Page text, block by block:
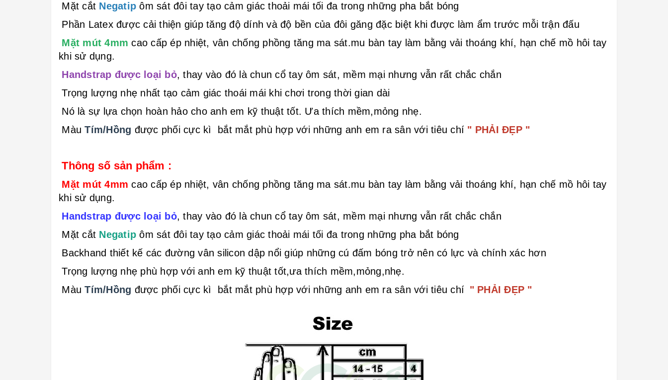
Mặt cắt Negatip ôm sát đôi tay tạo cảm giác thoải mái tối đa trong những pha bắt bóng
Phần Latex được cải thiện giúp tăng độ dính và độ bền của đôi găng đặc biệt khi được làm ẩm trước mỗi trận đấu
Mặt mút 4mm cao cấp ép nhiệt, vân chống phồng tăng ma sát.mu bàn tay làm bằng vải thoáng khí, hạn chế mồ hôi tay
khi sử dụng.
Handstrap được loại bỏ, thay vào đó là chun cổ tay ôm sát, mềm mại nhưng vẫn rất chắc chắn
Trọng lượng nhẹ nhất tạo cảm giác thoái mái khi chơi trong thời gian dài
Nó là sự lựa chọn hoàn hảo cho anh em kỹ thuật tốt. Ưa thích mềm,mỏng nhẹ.
MàuTím/Hồng được phối cực kì bắt mắt phù hợp với những anh em ra sân với tiêu chí " PHẢI ĐẸP "
Thông số sản phẩm :
Mặt mút 4mm cao cấp ép nhiệt, vân chống phồng tăng ma sát.mu bàn tay làm bằng vải thoáng khí, hạn chế mồ hôi tay
khi sử dụng.
Handstrap được loại bỏ, thay vào đó là chun cổ tay ôm sát, mềm mại nhưng vẫn rất chắc chắn
Mặt cắt Negatip ôm sát đôi tay tạo cảm giác thoải mái tối đa trong những pha bắt bóng
Backhand thiết kế các đường vân silicon dập nổi giúp những cú đấm bóng trở nên có lực và chính xác hơn
Trọng lượng nhẹ phù hợp với anh em kỹ thuật tốt,ưa thích mềm,mỏng,nhẹ.
MàuTím/Hồng được phối cực kì bắt mắt phù hợp với những anh em ra sân với tiêu chí " PHẢI ĐẸP "